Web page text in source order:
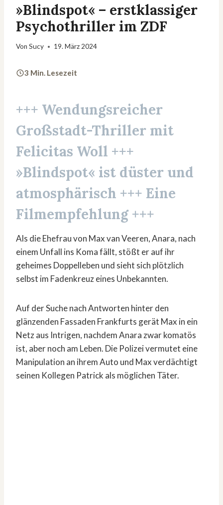
»Blindspot« – erstklassiger
Psychothriller im ZDF
Von Sucy 19. März 2024
3 Min. Lesezeit
+++ Wendungsreicher
Großstadt-Thriller mit
Felicitas Woll +++
»Blindspot« ist düster und
atmosphärisch +++ Eine
Filmempfehlung +++
Als die Ehefrau von Max van Veeren, Anara, nach
einem Unfall ins Koma fällt, stößt er auf ihr
geheimes Doppelleben und sieht sich plötzlich
selbst im Fadenkreuz eines Unbekannten.
Auf der Suche nach Antworten hinter den
glänzenden Fassaden Frankfurts gerät Max in ein
Netz aus Intrigen, nachdem Anara zwar komatös
ist, aber noch am Leben. Die Polizei vermutet eine
Manipulation an ihrem Auto und Max verdächtigt
seinen Kollegen Patrick als möglichen Täter.